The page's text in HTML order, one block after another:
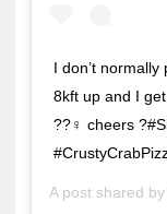
I don’t
8kft up and I
??‍♀️ cheers
A post shared by